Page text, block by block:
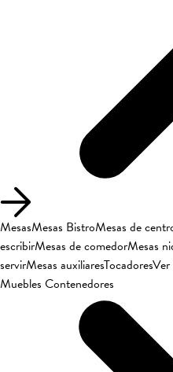
MesasMesas BistroMesas de
escribirMesas de comedorMesas
servirMesas auxiliaresTocadores
Muebles Contenedores